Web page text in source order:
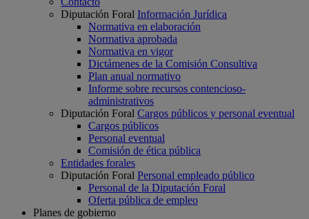
Diputación Foral Información Jurídica
Normativa en elaboración
Normativa aprobada
Normativa en vigor
Dictámenes de la Comisión Consultiva
Plan anual normativo
Informe sobre recursos contencioso-
administrativos
Diputación Foral Cargos públicos y personal eventual
Cargos públicos
Personal eventual
Comisión de ética pública
Entidades forales
Diputación Foral Personal empleado público
Personal de la Diputación Foral
Oferta pública de empleo
Planes de gobierno